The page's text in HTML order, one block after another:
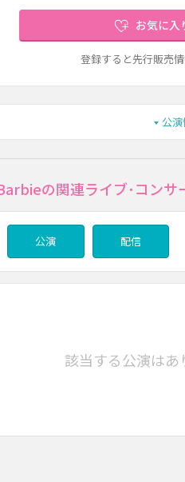
お気に入
登録すると先行販売
公
の関連ライブ･コンサ
公演 配信
該当する公演はあ